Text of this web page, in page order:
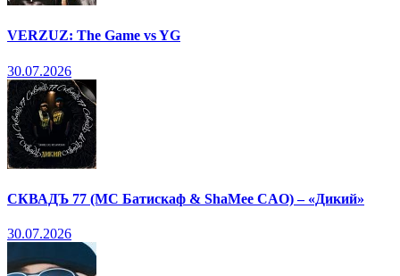
VERZUZ: The Game vs YG
30.07.2026
СКВАДЪ 77 (МС Батискаф & ShaMee CAO) – «Дикий»
30.07.2026